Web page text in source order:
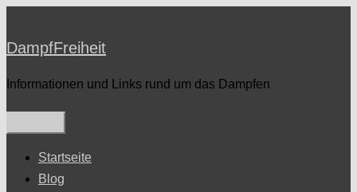
springen
DampfFreiheit
Informationen und Links rund um das Dampfen
Startseite
Blog